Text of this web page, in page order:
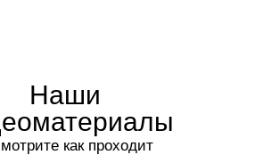
Наши
как проходит